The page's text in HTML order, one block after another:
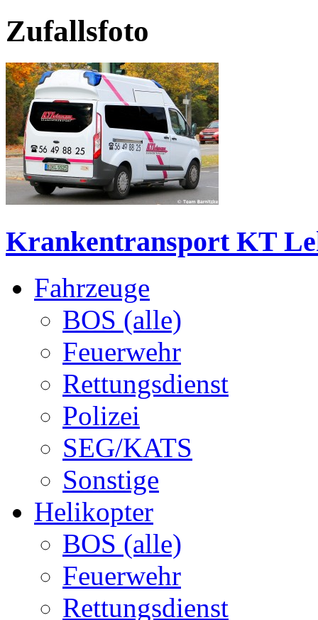
Zufallsfoto
Krankentransport KT
Fahrzeuge
BOS (alle)
Feuerwehr
Rettungsdienst
Polizei
SEG/KATS
Sonstige
Helikopter
BOS (alle)
Feuerwehr
Rettungsdienst